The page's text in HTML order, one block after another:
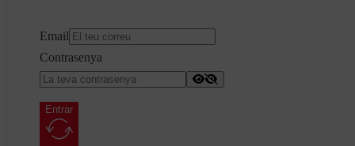
Email
Contrasenya
Entrar